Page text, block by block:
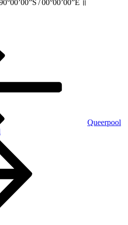
/ 00°00’00”E ॥
Queerpool